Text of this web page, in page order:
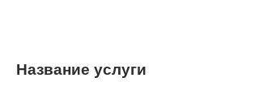
Название услуги